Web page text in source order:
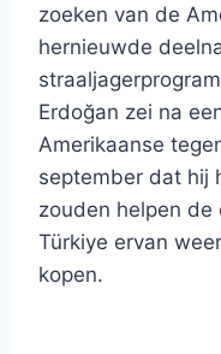
zoeken van de
hernieuwde
Erdoğan zei na
Amerikaanse
september dat hij
zouden helpen
Türkiye ervan
kopen.